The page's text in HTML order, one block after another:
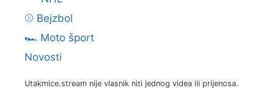
⚾ Bejzbol
🏎️ Moto šport
Novosti
Utakmice.stream nije vlasnik niti jednog videa ili prijenosa.